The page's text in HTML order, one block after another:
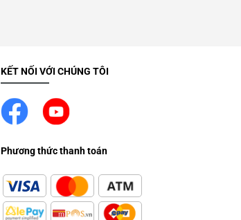
KẾT NỐI VỚI CHÚNG TÔI
Phương thức thanh toán